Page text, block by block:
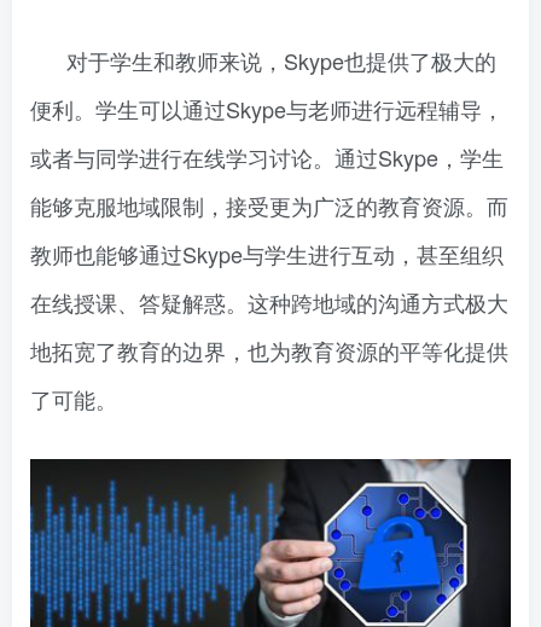
对于学生和教师来说，Skype也提供了极大的
便利。学生可以通过Skype与老师进行远程辅导，
或者与同学进行在线学习讨论。通过Skype，学生
能够克服地域限制，接受更为广泛的教育资源。而
教师也能够通过Skype与学生进行互动，甚至组织
在线授课、答疑解惑。这种跨地域的沟通方式极大
地拓宽了教育的边界，也为教育资源的平等化提供
了可能。